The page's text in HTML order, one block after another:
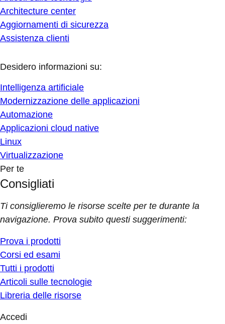
Architecture center
Aggiornamenti di sicurezza
Assistenza clienti
Desidero informazioni su:
Intelligenza artificiale
Modernizzazione delle applicazioni
Automazione
Applicazioni cloud native
Linux
Virtualizzazione
Per te
Consigliati
Ti consiglieremo le risorse scelte per te durante la
navigazione. Prova subito questi suggerimenti:
Prova i prodotti
Corsi ed esami
Tutti i prodotti
Articoli sulle tecnologie
Libreria delle risorse
Accedi